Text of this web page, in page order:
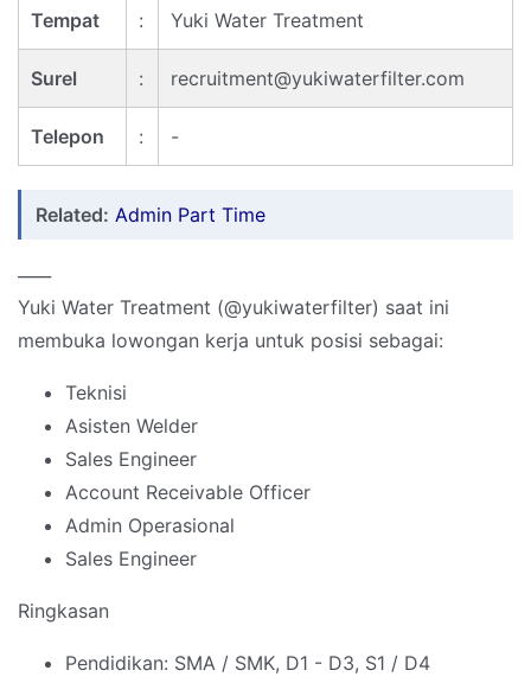
Tempat : Yuki Water Treatment
Surel : recruitment@yukiwaterfilter.com
Telepon : -
Related: Admin Part Time
Yuki Water Treatment (@yukiwaterfilter) saat ini
membuka lowongan kerja untuk posisi sebagai:
Teknisi
Asisten Welder
Sales Engineer
Account Receivable Officer
Admin Operasional
Sales Engineer
Ringkasan
Pendidikan: SMA / SMK, D1 - D3, S1 / D4